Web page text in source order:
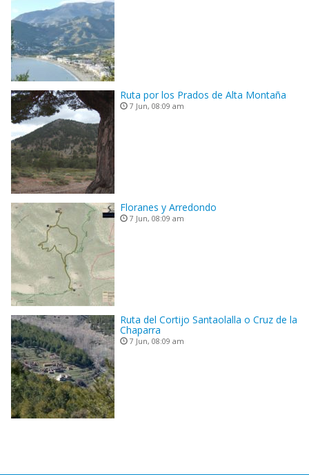
Ruta por los Prados de Alta Montaña
7 Jun, 08:09 am
Floranes y Arredondo
7 Jun, 08:09 am
Ruta del Cortijo Santaolalla o Cruz de la
Chaparra
7 Jun, 08:09 am